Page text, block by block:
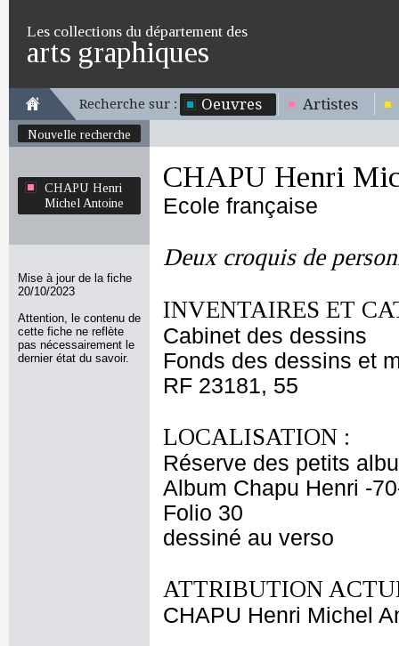
Les collections du département des
arts graphiques
Recherche sur : Oeuvres Artistes
Nouvelle recherche
CHAPU Henri
Michel Antoine
Mise à jour de la fiche
20/10/2023
Attention, le contenu de
cette fiche ne reflète
pas nécessairement le
dernier état du savoir.
CHAPU Henri
Ecole française
Deux croquis de
INVENTAIRES ET
Cabinet des dessins
Fonds des dessins et
RF 23181, 55
LOCALISATION :
Réserve des petits
Album Chapu Henri -
Folio 30
dessiné au verso
ATTRIBUTION
CHAPU Henri Michel